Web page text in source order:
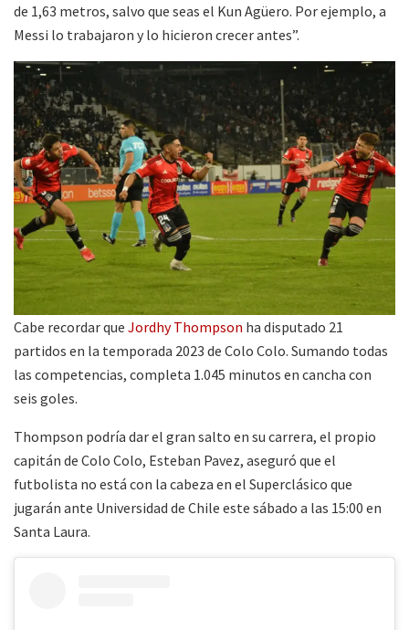
de 1,63 metros, salvo que seas el Kun Agüero. Por ejemplo, a
Messi lo trabajaron y lo hicieron crecer antes”.
Cabe recordar que Jordhy Thompson ha disputado 21
partidos en la temporada 2023 de Colo Colo. Sumando todas
las competencias, completa 1.045 minutos en cancha con
seis goles.
Thompson podría dar el gran salto en su carrera, el propio
capitán de Colo Colo, Esteban Pavez, aseguró que el
futbolista no está con la cabeza en el Superclásico que
jugarán ante Universidad de Chile este sábado a las 15:00 en
Santa Laura.